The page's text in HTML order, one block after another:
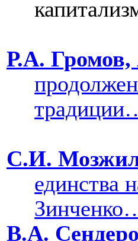
Р.А.
С.И.
единства
В.А.